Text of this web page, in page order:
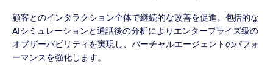
顧客とのインタラクション全体で継続的な改善を促進。包括的な
AIシミュレーションと通話後の分析によりエンタープライズ級の
オブザーバビリティを実現し、バーチャルエージェントのパフォ
ーマンスを強化します。